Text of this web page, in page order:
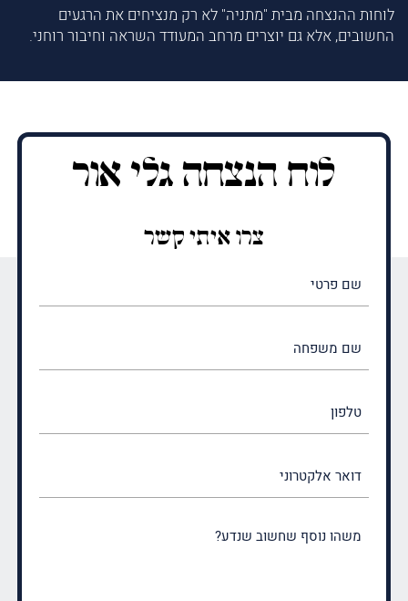
לוחות ההנצחה מבית "מתניה" לא רק מנציחים את הרגעים
החשובים, אלא גם יוצרים מרחב המעודד השראה וחיבור רוחני.
לוח הנצחה גלי אור
צרו איתי קשר
(חובה)
(חובה)